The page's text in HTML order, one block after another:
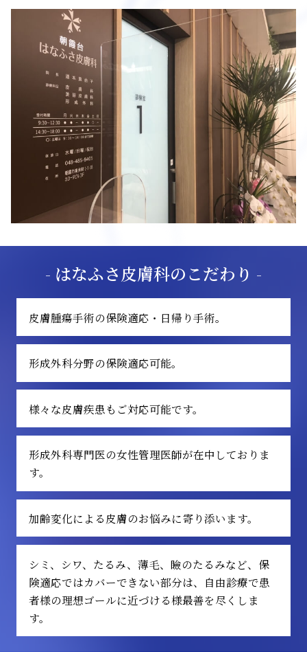
- はなふさ皮膚科のこだわり -
皮膚腫瘍手術の保険適応・日帰り手術。
形成外科分野の保険適応可能。
様々な皮膚疾患もご対応可能です。
形成外科専門医の女性管理医師が在中しておりま
す。
加齢変化による皮膚のお悩みに寄り添います。
シミ、シワ、たるみ、薄毛、瞼のたるみなど、保
険適応ではカバーできない部分は、自由診療で患
者様の理想ゴールに近づける様最善を尽くしま
す。